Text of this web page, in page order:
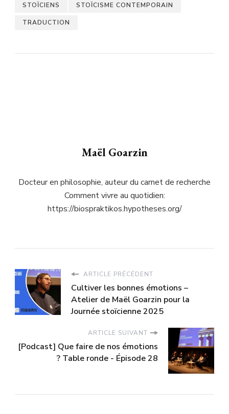
STOÏCIENS STOÏCISME CONTEMPORAIN
TRADUCTION
Maël Goarzin
Docteur en philosophie, auteur du carnet de recherche
Comment vivre au quotidien:
https://biospraktikos.hypotheses.org/
ARTICLE PRÉCÉDENT
Cultiver les bonnes émotions –
Atelier de Maël Goarzin pour la
Journée stoïcienne 2025
ARTICLE SUIVANT
[Podcast] Que faire de nos émotions
? Table ronde - Épisode 28